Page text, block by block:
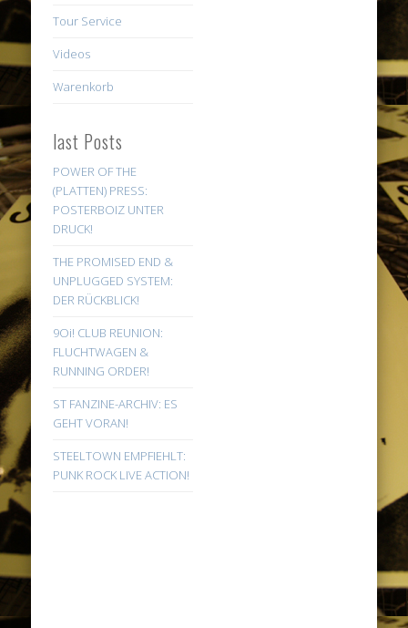
Tour Service
Videos
Warenkorb
last Posts
POWER OF THE
(PLATTEN) PRESS:
POSTERBOIZ UNTER
DRUCK!
THE PROMISED END &
UNPLUGGED SYSTEM:
DER RÜCKBLICK!
9Oi! CLUB REUNION:
FLUCHTWAGEN &
RUNNING ORDER!
ST FANZINE-ARCHIV: ES
GEHT VORAN!
STEELTOWN EMPFIEHLT:
PUNK ROCK LIVE ACTION!